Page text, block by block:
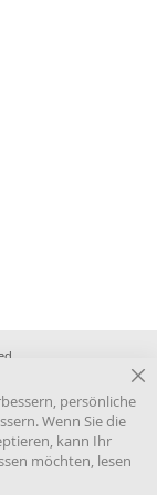
persönliche
Wenn Sie die
kann Ihr
möchten, lesen